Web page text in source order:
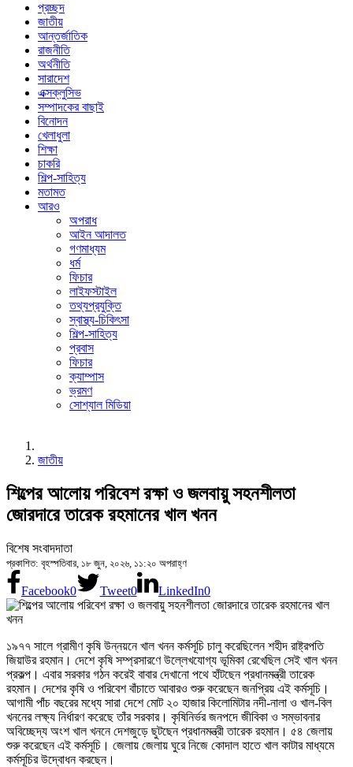
প্রচ্ছদ
জাতীয়
আন্তর্জাতিক
রাজনীতি
অর্থনীতি
সারাদেশ
এক্সক্লুসিভ
সম্পাদকের বাছাই
বিনোদন
খেলাধুলা
শিক্ষা
চাকরি
শিল্প-সাহিত্য
মতামত
আরও
অপরাধ
আইন আদালত
গণমাধ্যম
ধর্ম
ফিচার
লাইফস্টাইল
তথ্যপ্রযুক্তি
স্বাস্থ্য-চিকিৎসা
শিল্প-সাহিত্য
প্রবাস
ফিচার
ক্যাম্পাস
ভ্রমণ
সোশ্যাল মিডিয়া
জাতীয়
শিল্পের আলোয় পরিবেশ রক্ষা ও জলবায়ু সহনশীলতা
জোরদারে তারেক রহমানের খাল খনন
বিশেষ সংবাদদাতা
প্রকাশিত: বৃহস্পতিবার, ১৮ জুন, ২০২৬, ১১:২০ অপরাহ্ণ
Facebook0 Tweet0 LinkedIn0
১৯৭৭ সালে গ্রামীণ কৃষি উন্নয়নে খাল খনন কর্মসূচি চালু করেছিলেন শহীদ রাষ্ট্রপতি
জিয়াউর রহমান। দেশে কৃষি সম্প্রসারণে উল্লেখযোগ্য ভূমিকা রেখেছিল সেই খাল খনন
প্রকল্প। এবার সরকার গঠন করেই বাবার দেখানো পথে হাঁটছেন প্রধানমন্ত্রী তারেক
রহমান। দেশের কৃষি ও পরিবেশ বাঁচাতে আবারও শুরু করেছেন জনপ্রিয় এই কর্মসূচি।
আগামী পাঁচ বছরের মধ্যে সারা দেশে মোট ২০ হাজার কিলোমিটার নদী-নালা ও খাল-বিল
খননের লক্ষ্য নির্ধারণ করেছে তাঁর সরকার। কৃষিনির্ভর জনপদে জীবিকা ও সম্ভাবনার
অবিচ্ছেদ্য অংশ খাল খননে দেশজুড়ে ছুটছেন প্রধানমন্ত্রী তারেক রহমান। ৫৪ জেলায়
শুরু করেছেন এই কর্মসূচি। জেলায় জেলায় ঘুরে নিজে কোদাল হাতে খাল কাটার মাধ্যমে
কর্মসূচির উদ্বোধন করছেন।